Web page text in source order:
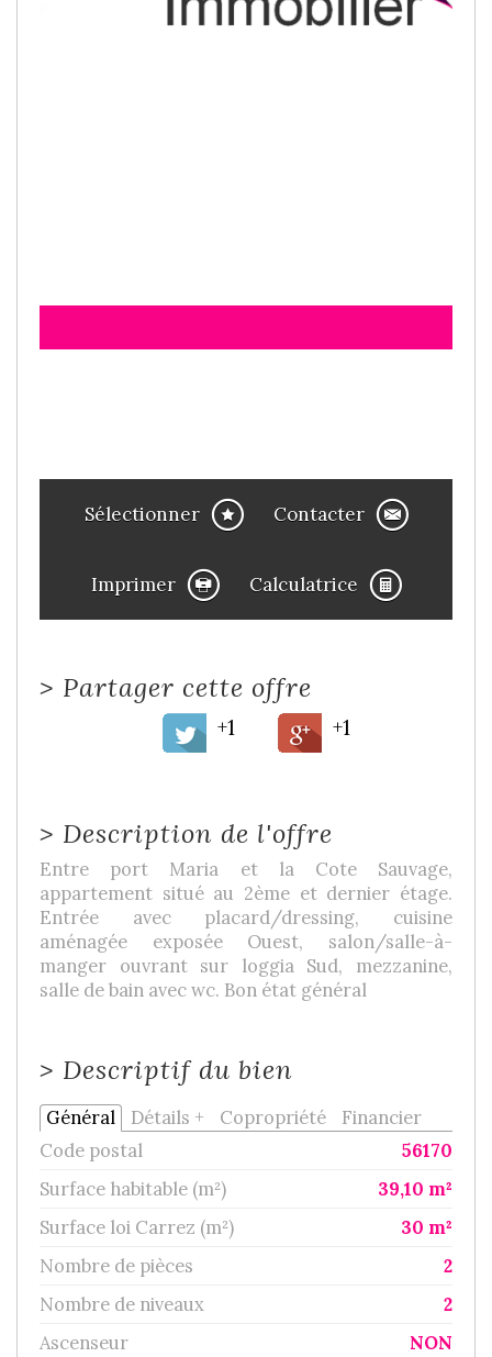
Sélectionner Contacter
Imprimer Calculatrice
> Partager cette offre
+1 +1
> Description de l'offre
Entre port Maria et la Cote Sauvage,
appartement situé au 2ème et dernier étage.
Entrée avec placard/dressing, cuisine
aménagée exposée Ouest, salon/salle-à-
manger ouvrant sur loggia Sud, mezzanine,
salle de bain avec wc. Bon état général
> Descriptif du bien
Général Détails + Copropriété
Financier
Code postal
56170
Surface habitable (m²)
39,10 m²
Surface loi Carrez (m²)
30 m²
Nombre de pièces
2
Nombre de niveaux
2
Ascenseur
NON